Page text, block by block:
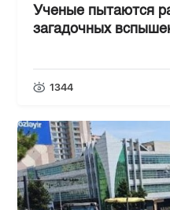
Ученые пытаются
загадочных
1344